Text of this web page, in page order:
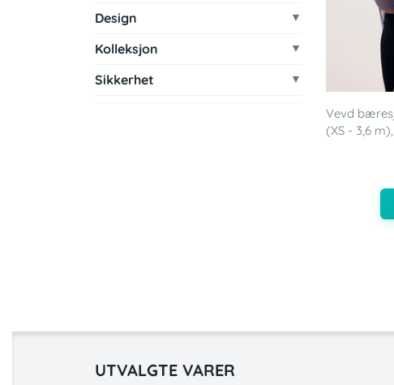
Design
Kolleksjon
Sikkerhet
Vevd
(XS - 3,6
UTVALGTE VARER